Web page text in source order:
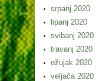
srpanj 2020
lipanj 2020
svibanj 2020
travanj 2020
ožujak 2020
veljača 2020